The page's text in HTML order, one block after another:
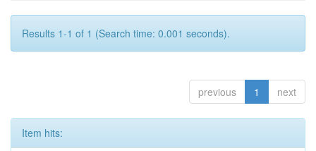
Results 1-1 of 1 (Search time: 0.001 seconds).
previous 1 next
Item hits: